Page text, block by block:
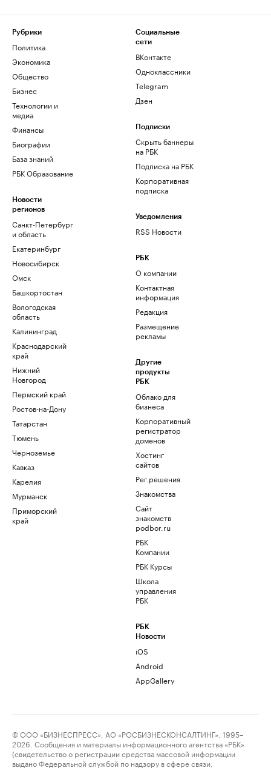
Рубрики
Политика
Экономика
Общество
Бизнес
Технологии и
медиа
Финансы
Биографии
База знаний
РБК Образование
Новости
регионов
Санкт-Петербург
и область
Екатеринбург
Новосибирск
Омск
Башкортостан
Вологодская
область
Калининград
Краснодарский
край
Нижний
Новгород
Пермский край
Ростов-на-Дону
Татарстан
Тюмень
Черноземье
Кавказ
Карелия
Мурманск
Приморский
край
Социальные
сети
ВКонтакте
Одноклассники
Telegram
Дзен
Подписки
Скрыть баннеры
на РБК
Подписка на РБК
Корпоративная
подписка
Уведомления
RSS Новости
РБК
О компании
Контактная
информация
Редакция
Размещение
рекламы
Другие
продукты
РБК
Облако для
бизнеса
Корпоративный
регистратор
доменов
Хостинг
сайтов
Рег.решения
Знакомства
Сайт
знакомств
podbor.ru
РБК
Компании
РБК Курсы
Школа
управления
РБК
РБК
Новости
iOS
Android
AppGallery
© ООО «БИЗНЕСПРЕСС», АО «РОСБИЗНЕСКОНСАЛТИНГ», 1995–
2026. Сообщения и материалы информационного агентства «РБК»
(свидетельство о регистрации средства массовой информации
выдано Федеральной службой по надзору в сфере связи,